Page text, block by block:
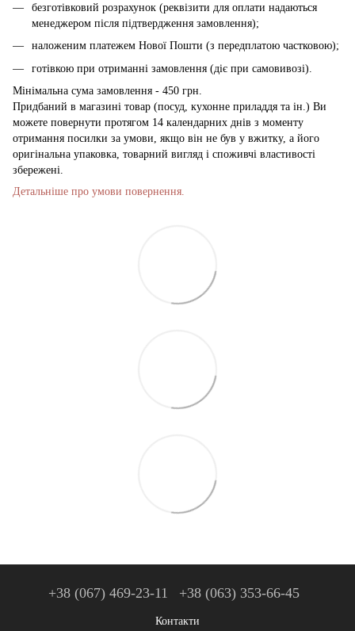
безготівковий розрахунок (реквізити для оплати надаються
менеджером після підтвердження замовлення);
наложеним платежем Нової Пошти (з передплатою частковою);
готівкою при отриманні замовлення (діє при самовивозі).
Мінімальна сума замовлення - 450 грн.
Придбаний в магазині товар (посуд, кухонне приладдя та ін.) Ви
можете повернути протягом 14 календарних днів з моменту
отримання посилки за умови, якщо він не був у вжитку, а його
оригінальна упаковка, товарний вигляд і споживчі властивості
збережені.
Детальніше про умови повернення.
+38 (067) 469-23-11 +38 (063) 353-66-45
Контакти